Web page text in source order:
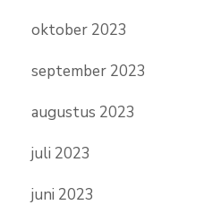
oktober 2023
september 2023
augustus 2023
juli 2023
juni 2023